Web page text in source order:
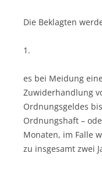
Die Beklagten
1.
es bei Meidung
Zuwiderhandlung
Ordnungsgeldes
Ordnungshaft –
Monaten, im Falle
zu insgesamt zwei